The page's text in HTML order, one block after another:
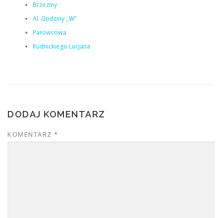
Brzeziny
Al. Godziny ,,W”
Parowcowa
Rudnickiego Lucjana
DODAJ KOMENTARZ
KOMENTARZ *